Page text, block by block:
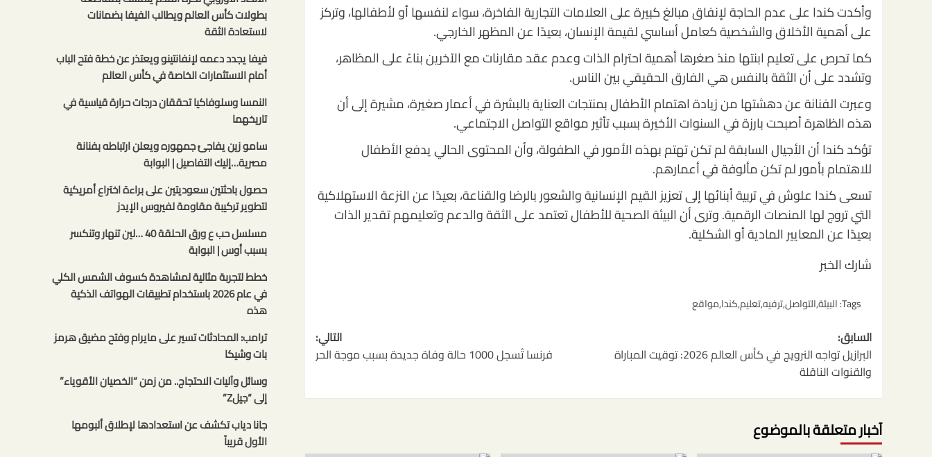
وأكدت كندا على عدم الحاجة لإنفاق مبالغ كبيرة على العلامات التجارية الفاخرة، سواء لنفسها أو لأطفالها، وتركز
على أهمية الأخلاق والشخصية كعامل أساسي لقيمة الإنسان، بعيدًا عن المظهر الخارجي.
كما تحرص على تعليم ابنتها منذ صغرها أهمية احترام الذات وعدم عقد مقارنات مع الآخرين بناءً على المظاهر،
وتشدد على أن الثقة بالنفس هي الفارق الحقيقي بين الناس.
وعبرت الفنانة عن دهشتها من زيادة اهتمام الأطفال بمنتجات العناية بالبشرة في أعمار صغيرة، مشيرة إلى أن
هذه الظاهرة أصبحت بارزة في السنوات الأخيرة بسبب تأثير مواقع التواصل الاجتماعي.
تؤكد كندا أن الأجيال السابقة لم تكن تهتم بهذه الأمور في الطفولة، وأن المحتوى الحالي يدفع الأطفال
للاهتمام بأمور لم تكن مألوفة في أعمارهم.
تسعى كندا علوش في تربية أبنائها إلى تعزيز القيم الإنسانية والشعور بالرضا والقناعة، بعيدًا عن النزعة الاستهلاكية
التي تروج لها المنصات الرقمية. وترى أن البيئة الصحية للأطفال تعتمد على الثقة والدعم وتعليمهم تقدير الذات
بعيدًا عن المعايير المادية أو الشكلية.
شارك الخبر
Tags: البيئة,التواصل,ترفيه,تعليم,كندا,مواقع
تصفّح
المقالات
السابق:
البرازيل تواجه النرويج في كأس العالم 2026: توقيت المباراة
والقنوات الناقلة
التالي:
فرنسا تُسجل 1000 حالة وفاة جديدة بسبب موجة الحر
آخبار متعلقة بالموضوع
بطولات كأس العالم ويطالب الفيفا بضمانات
لاستعادة الثقة
فيفا يجدد دعمه لإنفانتينو ويعتذر عن خطة فتح الباب
أمام الاستثمارات الخاصة في كأس العالم
النمسا وسلوفاكيا تحققان درجات حرارة قياسية في
تاريخهما
سامو زين يفاجئ جمهوره ويعلن ارتباطه بفنانة
مصرية…إليك التفاصيل | البوابة
حصول باحثتين سعوديتين على براءة اختراع أمريكية
لتطوير تركيبة مقاومة لفيروس الإيدز
مسلسل حب ع ورق الحلقة 40 …لين تنهار وتنكسر
بسبب أوس | البوابة
خطط لتجربة مثالية لمشاهدة كسوف الشمس الكلي
في عام 2026 باستخدام تطبيقات الهواتف الذكية
هذه
ترامب: المحادثات تسير على مايرام وفتح مضيق هرمز
بات وشيكا
وسائل وآليات الاحتجاج.. من زمن “الخصيان الأقوياء”
إلى “جيلZ”
جانا دياب تكشف عن استعدادها لإطلاق ألبومها
الأول قريباً